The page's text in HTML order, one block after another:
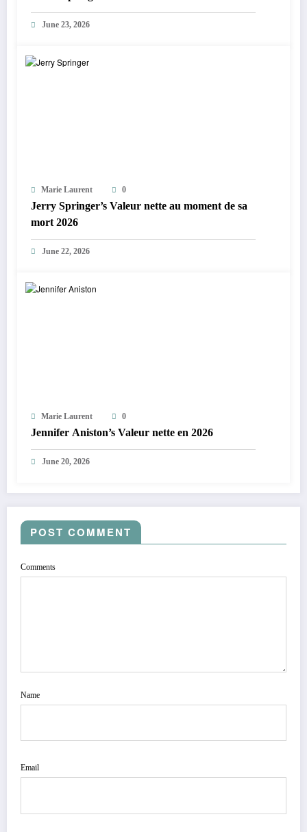
June 23, 2026
Marie Laurent 0
Jerry Springer’s Valeur nette au moment de sa
mort 2026
June 22, 2026
Marie Laurent 0
Jennifer Aniston’s Valeur nette en 2026
June 20, 2026
POST COMMENT
Comments
Name
Email